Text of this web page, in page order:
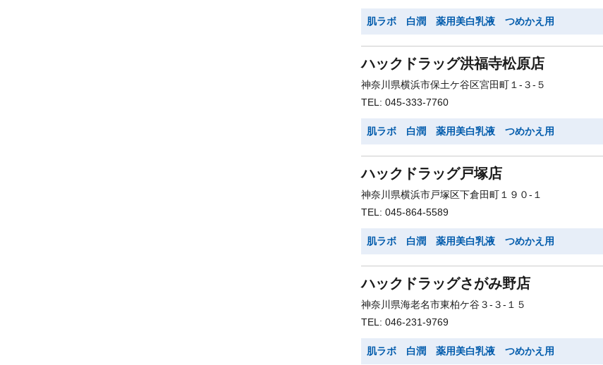
肌ラボ 白潤 薬用美白乳液 つめかえ用
ハックドラッグ洪福寺松原店
神奈川県横浜市保土ケ谷区宮田町１-３-５
TEL: 045-333-7760
肌ラボ 白潤 薬用美白乳液 つめかえ用
ハックドラッグ戸塚店
神奈川県横浜市戸塚区下倉田町１９０-１
TEL: 045-864-5589
肌ラボ 白潤 薬用美白乳液 つめかえ用
ハックドラッグさがみ野店
神奈川県海老名市東柏ケ谷３-３-１５
TEL: 046-231-9769
肌ラボ 白潤 薬用美白乳液 つめかえ用